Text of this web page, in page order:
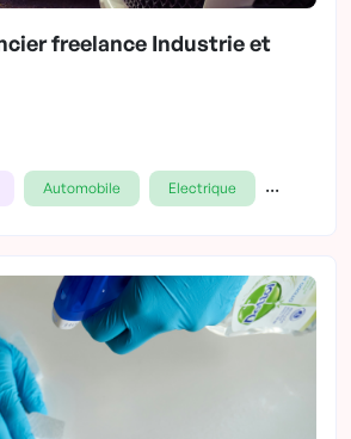
freelance Industrie et
Automobile Electrique ...